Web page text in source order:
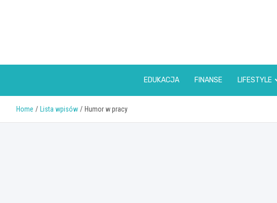
EDUKACJA FINANSE LIFESTYLE
Home Lista wpisów Humor w pracy